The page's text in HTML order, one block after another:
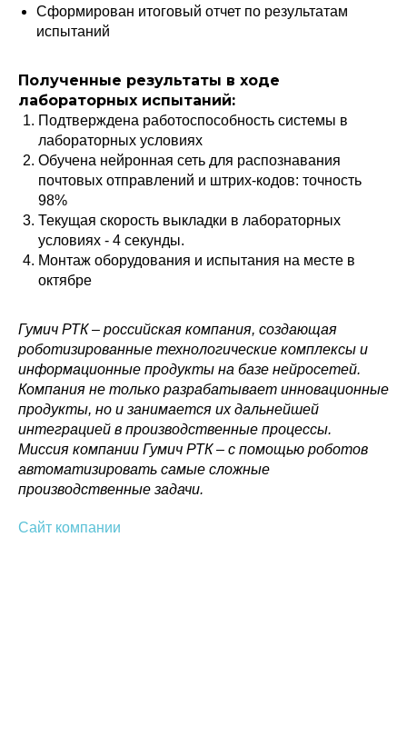
Сформирован итоговый отчет по результатам
испытаний
Полученные результаты в ходе
лабораторных испытаний:
Подтверждена работоспособность системы в
лабораторных условиях
Обучена нейронная сеть для распознавания
почтовых отправлений и штрих-кодов: точность
98%
Текущая скорость выкладки в лабораторных
условиях - 4 секунды.
Монтаж оборудования и испытания на месте в
октябре
Гумич РТК – российская компания, создающая
роботизированные технологические комплексы и
информационные продукты на базе нейросетей.
Компания не только разрабатывает инновационные
продукты, но и занимается их дальнейшей
интеграцией в производственные процессы.
Миссия компании Гумич РТК – с помощью роботов
автоматизировать самые сложные
производственные задачи.
Сайт компании
© 2015-2026 НАУРР. Все права защищены. При использовании материалов
ссылка на ROBOTUNION.RU — обязательна
Политика конфиденциальности
При использовании материалов ссылка на ROBOTUNION.RU — обязательна